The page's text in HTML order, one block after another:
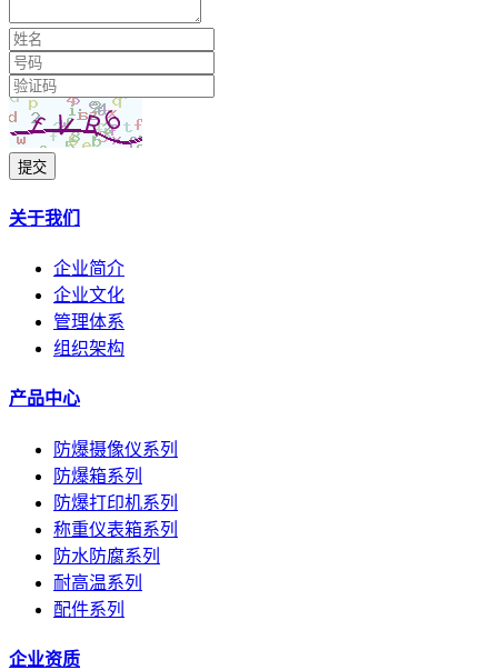
提交
关于我们
企业简介
企业文化
管理体系
组织架构
产品中心
防爆摄像仪系列
防爆箱系列
防爆打印机系列
称重仪表箱系列
防水防腐系列
耐高温系列
配件系列
企业资质